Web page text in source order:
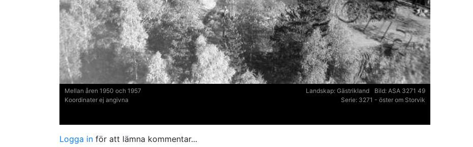
Mellan åren 1950 och 1957 Bild: ASA 3271 49
Landskap: Gästrikland
Koordinater ej angivna
Serie: 3271 - öster om Storvik
Logga in för att lämna kommentar...